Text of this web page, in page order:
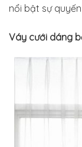
nổi bật sự
Váy cưới dáng